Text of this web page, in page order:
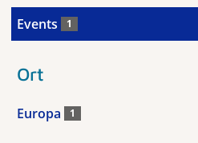
Events 1
Ort
Europa 1